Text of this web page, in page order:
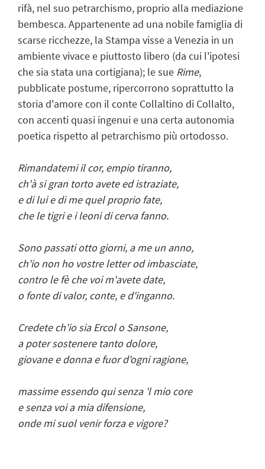
rifà, nel suo petrarchismo, proprio alla mediazione
bembesca. Appartenente ad una nobile famiglia di
scarse ricchezze, la Stampa visse a Venezia in un
ambiente vivace e piuttosto libero (da cui l'ipotesi
che sia stata una cortigiana); le sue Rime,
pubblicate postume, ripercorrono soprattutto la
storia d'amore con il conte Collaltino di Collalto,
con accenti quasi ingenui e una certa autonomia
poetica rispetto al petrarchismo più ortodosso.
Rimandatemi il cor, empio tiranno,
ch'à si gran torto avete ed istraziate,
e di lui e di me quel proprio fate,
che le tigri e i leoni di cerva fanno.
Sono passati otto giorni, a me un anno,
ch'io non ho vostre letter od imbasciate,
contro le fè che voi m'avete date,
o fonte di valor, conte, e d'inganno.
Credete ch'io sia Ercol o Sansone,
a poter sostenere tanto dolore,
giovane e donna e fuor d'ogni ragione,
massime essendo qui senza 'l mio core
e senza voi a mia difensione,
onde mi suol venir forza e vigore?